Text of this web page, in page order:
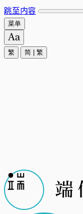
跳至内容
菜单
繁 简 繁